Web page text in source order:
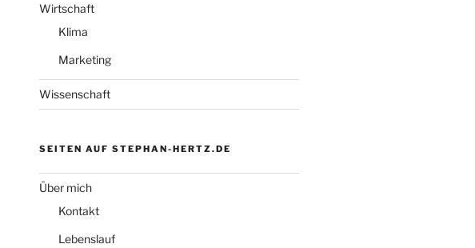
Wirtschaft
Klima
Marketing
Wissenschaft
SEITEN AUF STEPHAN-HERTZ.DE
Über mich
Kontakt
Lebenslauf